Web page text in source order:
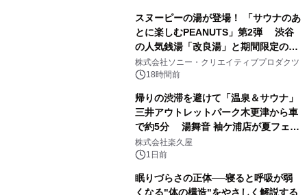
スヌーピーの湯が登場！ 「サウナのあ
とに楽しむPEANUTS」第2弾 渋谷
の人気銭湯「改良湯」と期間限定のコ
ラボレーション サウナイキタイコラ
ボグッズも発売決定！
株式会社ソニー・クリエイティブプロダクツ
18時間前
帰りの渋滞を避けて「温泉＆サウナ」
三井アウトレットパーク木更津から車
で約5分 湯舞音 袖ケ浦店が夏フェア
メニューを提供
株式会社楽久屋
1日前
眠りづらさの正体──寝ると呼吸が弱
くなる"体の構造"をやさしく解説する